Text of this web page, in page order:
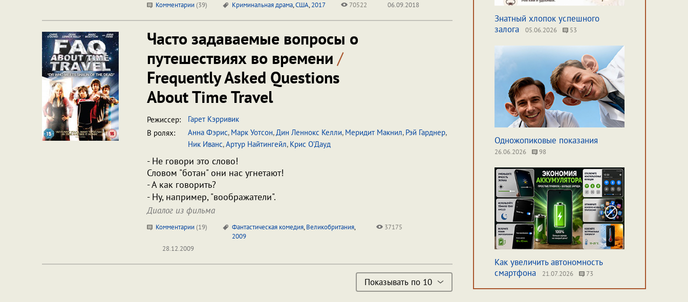
Комментарии (39) Криминальная драма,США,2017 70522 06.09.2018
Часто задаваемые вопросы о
путешествиях во времени /
Frequently Asked Questions
About Time Travel
Режиссер:
Гарет Кэрривик
В ролях:
Анна Фэрис, Марк Уотсон,Дин Леннокс Келли, Меридит Макнил, Рэй Гарднер,
Ник Иванс,Артур Найтингейл, Крис О’Дауд
- Не говори это слово!
Словом "ботан" они нас угнетают!
- А как говорить?
- Ну, например, "воображатели".
Диалог из фильма
Комментарии (19) Фантастическая комедия,Великобритания,
2009
37175
28.12.2009
Показывать по 10
Знатный хлопок успешного
залога
05.06.2026 53
Одножопиковые показания
26.06.2026 98
Как увеличить автономность
смартфона
21.07.2026 73